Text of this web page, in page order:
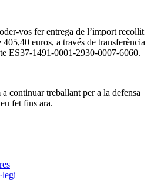
vos fer entrega de l’import recollit
euros, a través de transferència
ES37-1491-0001-2930-0007-6060.
continuar treballant per a la defensa
fet fins ara.